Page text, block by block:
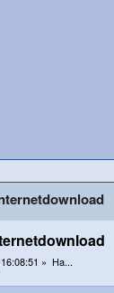
» Ha...